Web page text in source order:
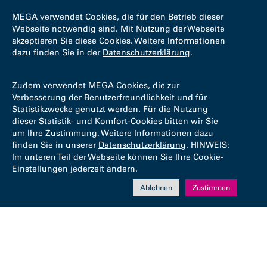
MEGA verwendet Cookies, die für den Betrieb dieser
Webseite notwendig sind. Mit Nutzung der Webseite
akzeptieren Sie diese Cookies. Weitere Informationen
dazu finden Sie in der Datenschutzerklärung.
Zudem verwendet MEGA Cookies, die zur
Verbesserung der Benutzerfreundlichkeit und für
Statistikzwecke genutzt werden. Für die Nutzung
dieser Statistik- und Komfort-Cookies bitten wir Sie
um Ihre Zustimmung. Weitere Informationen dazu
finden Sie in unserer Datenschutzerklärung. HINWEIS:
Im unteren Teil der Webseite können Sie Ihre Cookie-
Einstellungen jederzeit ändern.
Zustimmen
Ablehnen